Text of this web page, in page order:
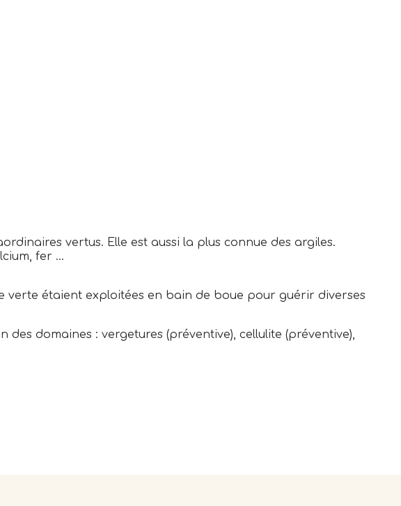
vertus. Elle est aussi la plus connue des argiles.
fer ...
verte étaient exploitées en bain de boue pour guérir diverses
des domaines : vergetures (préventive), cellulite (préventive),